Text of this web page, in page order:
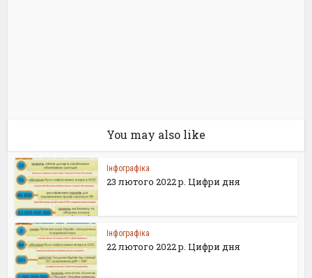
You may also like
Інфографіка
23 лютого 2022 р. Цифри дня
Інфографіка
22 лютого 2022 р. Цифри дня